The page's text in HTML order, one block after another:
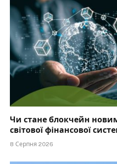
Чи стане блокчейн
світової фінансової
8 Серпня 2026